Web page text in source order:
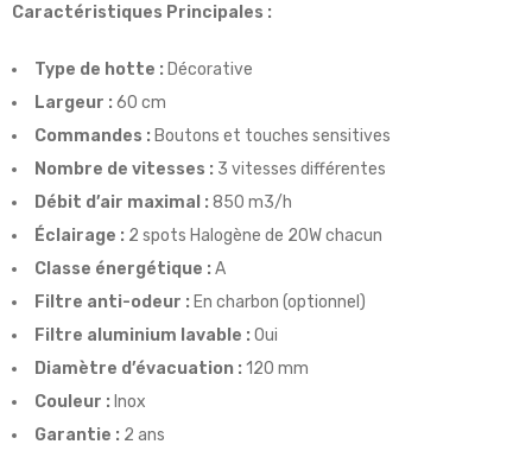
Caractéristiques Principales :
Type de hotte : Décorative
Largeur : 60 cm
Commandes : Boutons et touches sensitives
Nombre de vitesses : 3 vitesses différentes
Débit d’air maximal : 850 m3/h
Éclairage : 2 spots Halogène de 20W chacun
Classe énergétique : A
Filtre anti-odeur : En charbon (optionnel)
Filtre aluminium lavable : Oui
Diamètre d’évacuation : 120 mm
Couleur : Inox
Garantie : 2 ans